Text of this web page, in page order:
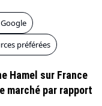
préférées
Hamel sur France
marché par rapport